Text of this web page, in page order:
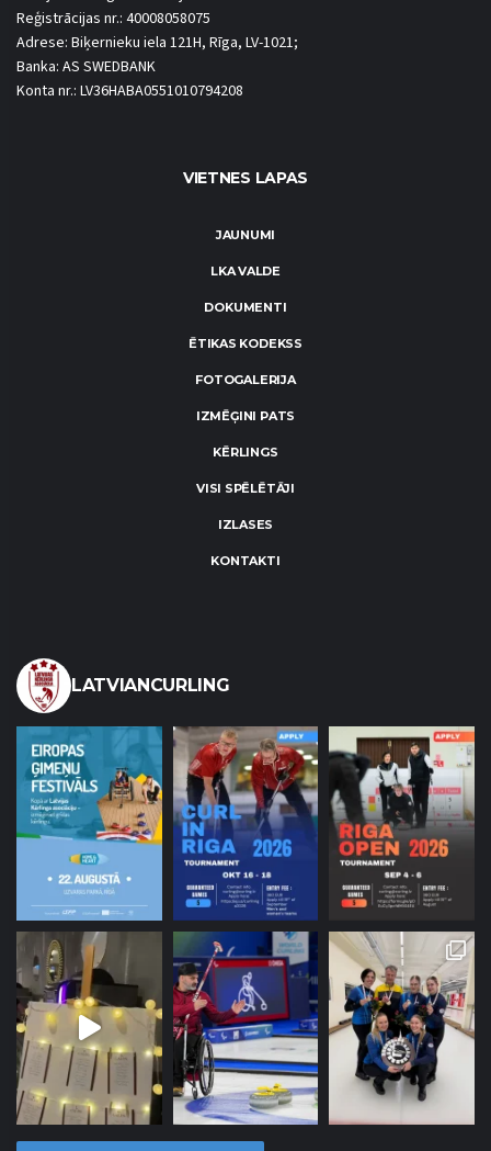
Reģistrācijas nr.: 40008058075
Adrese: Biķernieku iela 121H, Rīga, LV-1021;
Banka: AS SWEDBANK
Konta nr.: LV36HABA0551010794208
VIETNES LAPAS
JAUNUMI
LKA VALDE
DOKUMENTI
ĒTIKAS KODEKSS
FOTOGALERIJA
IZMĒĢINI PATS
KĒRLINGS
VISI SPĒLĒTĀJI
IZLASES
KONTAKTI
LATVIANCURLING